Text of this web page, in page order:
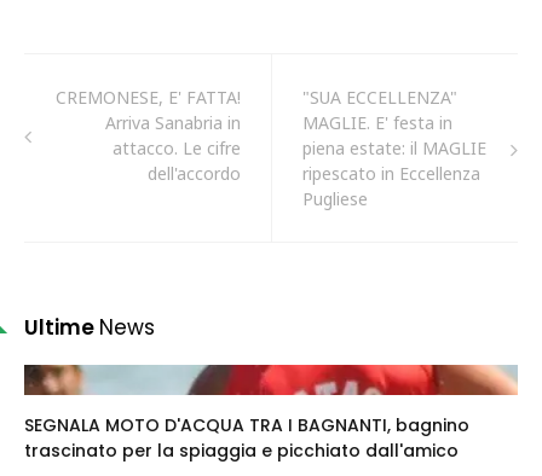
CREMONESE, E' FATTA!
Arriva Sanabria in
attacco. Le cifre
dell'accordo
"SUA ECCELLENZA"
MAGLIE. E' festa in
piena estate: il MAGLIE
ripescato in Eccellenza
Pugliese
Ultime News
SEGNALA MOTO D'ACQUA TRA I BAGNANTI, bagnino
trascinato per la spiaggia e picchiato dall'amico